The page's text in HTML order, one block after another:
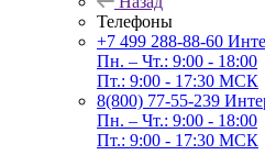
Телефоны
+7 499 288-88-60
Пн. – Чт.: 9:00 - 18:00
Пт.: 9:00 - 17:30 МСК
8(800) 77-55-239
Пн. – Чт.: 9:00 - 18:00
Пт.: 9:00 - 17:30 МСК